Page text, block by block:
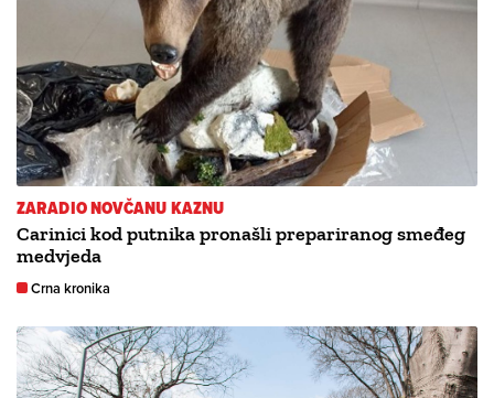
ZARADIO NOVČANU KAZNU
Carinici kod putnika pronašli prepariranog smeđeg
medvjeda
Crna kronika